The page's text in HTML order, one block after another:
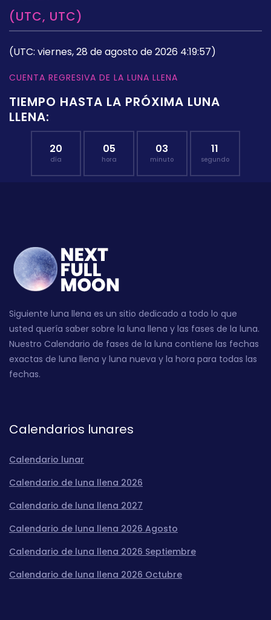
(UTC, UTC)
(UTC: viernes, 28 de agosto de 2026 4:19:57)
CUENTA REGRESIVA DE LA LUNA LLENA
TIEMPO HASTA LA PRÓXIMA LUNA
LLENA:
20
día
05
hora
03
minuto
10
segundo
Siguiente luna llena es un sitio dedicado a todo lo que
usted quería saber sobre la luna llena y las fases de la luna.
Nuestro Calendario de fases de la luna contiene las fechas
exactas de luna llena y luna nueva y la hora para todas las
fechas.
Calendarios lunares
Calendario lunar
Calendario de luna llena 2026
Calendario de luna llena 2027
Calendario de luna llena 2026 Agosto
Calendario de luna llena 2026 Septiembre
Calendario de luna llena 2026 Octubre